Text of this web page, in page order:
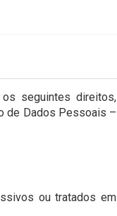
seguintes direitos,
de Dados Pessoais –
ou tratados em